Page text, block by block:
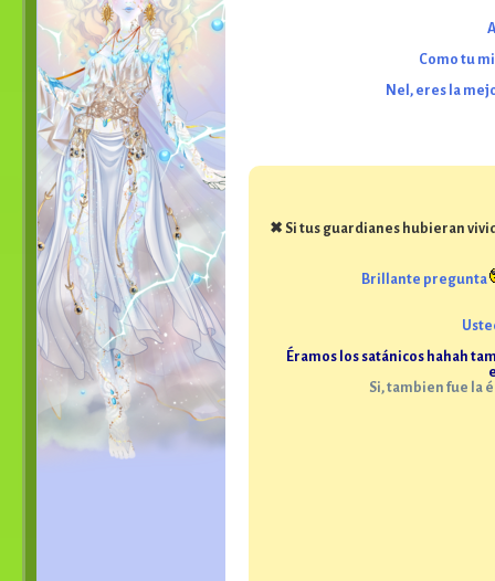
Como tu
Nel, eres la
✖ Si tus guardianes hubieran
Brillante pregunta
Éramos los satánicos hahah
Si, tambien fue la